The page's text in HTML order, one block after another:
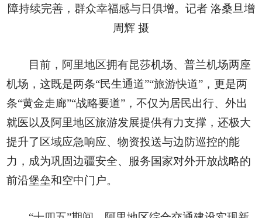
障持续完善，群众幸福感与日俱增。记者 洛桑旦增
周辉 摄
目前，阿里地区拥有昆莎机场、普兰机场两座
机场，这既是两条“民生通道”“旅游快道”，更是两
条“黄金走廊”“战略要道”，不仅为居民出行、外出
就医以及阿里地区旅游发展提供有力支撑，还极大
提升了区域应急响应、物资投送与边防巡控的能
力，成为巩固边疆安全、服务国家对外开放战略的
前沿堡垒和空中门户。